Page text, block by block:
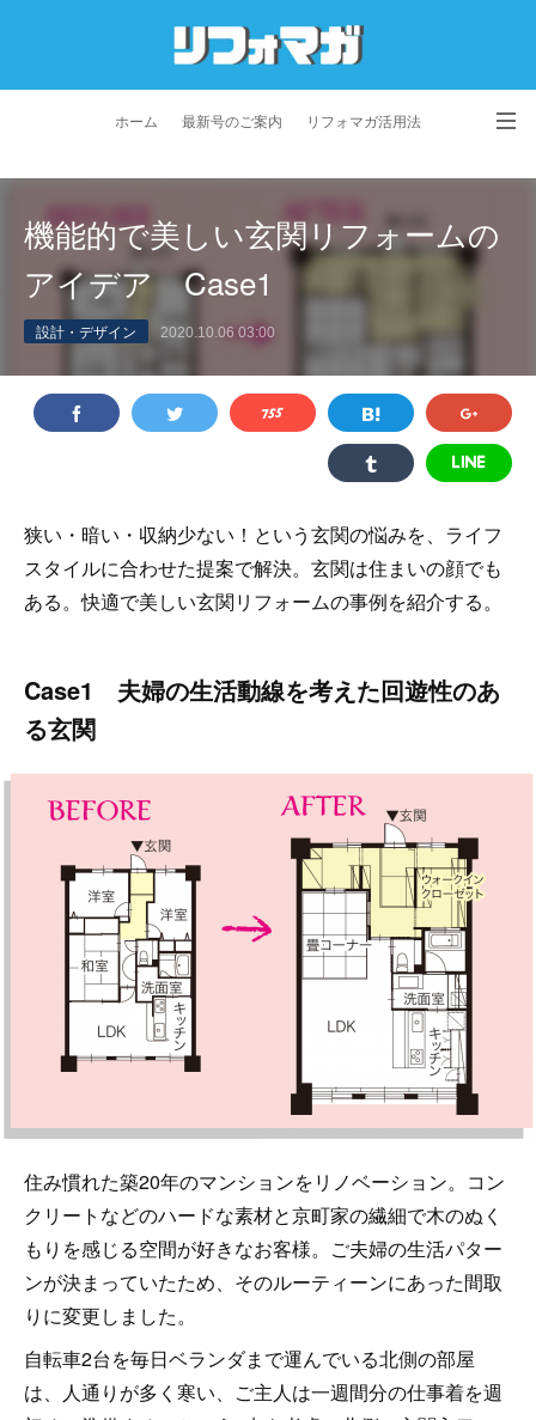
ホーム 最新号のご案内 リフォマガ活用法
プライバシーポリシー 利用規約 会社概要
機能的で美しい玄関リフォームの
アイデア Case1
設計・デザイン 2020.10.06 03:00
狭い・暗い・収納少ない！という玄関の悩みを、ライフ
スタイルに合わせた提案で解決。玄関は住まいの顔でも
ある。快適で美しい玄関リフォームの事例を紹介する。
Case1 夫婦の生活動線を考えた回遊性のあ
る玄関
住み慣れた築20年のマンションをリノベーション。コン
クリートなどのハードな素材と京町家の繊細で木のぬく
もりを感じる空間が好きなお客様。ご夫婦の生活パター
ンが決まっていたため、そのルーティーンにあった間取
りに変更しました。
自転車2台を毎日ベランダまで運んでいる北側の部屋
は、人通りが多く寒い、ご主人は一週間分の仕事着を週